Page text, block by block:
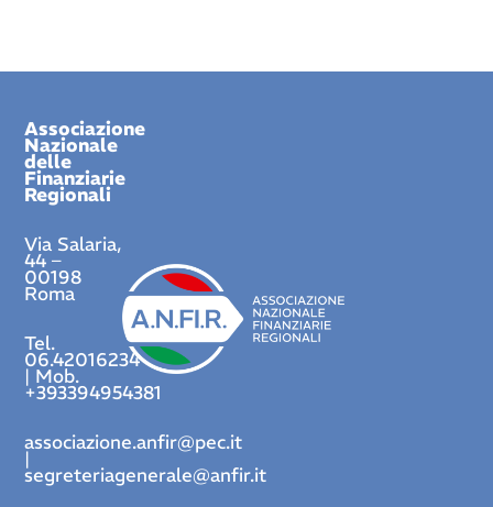
Associazione
Nazionale
delle
Finanziarie
Regionali
Via Salaria,
44 –
00198
Roma
Tel.
06.42016234
| Mob.
+393394954381
associazione.anfir@pec.it
|
segreteriagenerale@anfir.it